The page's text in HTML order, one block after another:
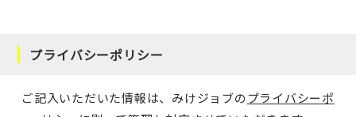
プライバシーポリシー
ご記入いただいた情報は、みけジョブのプライバシーポ